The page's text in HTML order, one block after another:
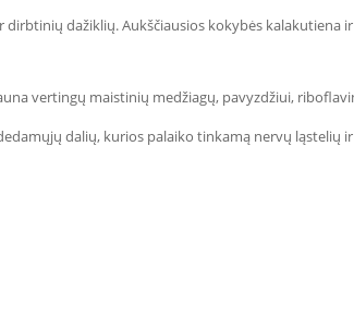
dirbtinių dažiklių. Aukščiausios kokybės kalakutiena
vertingų maistinių medžiagų, pavyzdžiui,
dalių, kurios palaiko tinkamą nervų ląstelių